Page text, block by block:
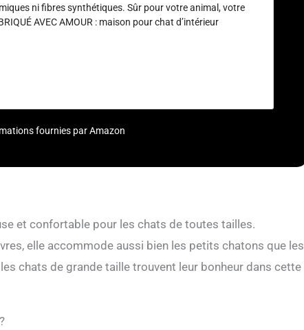
ni fibres synthétiques. Sûr pour votre animal, votre
AVEC AMOUR : maison pour chat d’intérieur
USAGE : cette cave à chat Meowfia sert de refuge
cacher, dormir et se détendre, ou de lit douillet pour
Fraîche en été, chaude en hiver. CONCEPTION
la poussière et les poils de chat. PLUSIEURS
9 kg) aussi disponible dans la boutique Meowfia.
fournies par Amazon
et confortable pour les chats de toutes tailles.
elle accommode aussi bien les petits chatons que les
chats de grande taille trouvent leur bonheur dans cette